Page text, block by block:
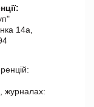
14а,
журналах: